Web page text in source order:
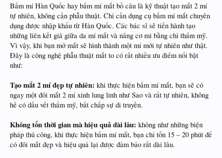
Bấm mí Hàn Quốc hay bấm mí mắt bồ câu là kỹ thuật tạo mắt 2 mí
tự nhiên, không cần phẫu thuật. Chỉ cần dụng cụ bấm mí mắt chuyên
dụng được nhập khẩu từ Hàn Quốc. Các bác sĩ sẽ tiến hành tạo
những liên kết giả giữa da mí mắt và nâng cơ mi bằng chỉ thẩm mỹ.
Vì vậy, khi bạn mở mắt sẽ hình thành một mí mới tự nhiên như thật.
Đây là công nghệ phẫu thuật mắt to có rất nhiều ưu điểm nổi bật
như:
Tạo mắt 2 mí đẹp tự nhiên: khi thực hiện bấm mí mắt, bạn sẽ có
ngay một đôi mắt 2 mí xinh lung linh như Sao và rất tự nhiên, không
hề có dấu vết thẩm mỹ, bất chấp sự di truyền.
Không tốn thời gian mà hiệu quả dài lâu: không như những biện
pháp thủ công, khi thực hiện bấm mí mắt, bạn chỉ tốn 15 – 20 phút để
có đôi mắt đẹp và hiệu quả lại được đảm bảo rất dài lâu.